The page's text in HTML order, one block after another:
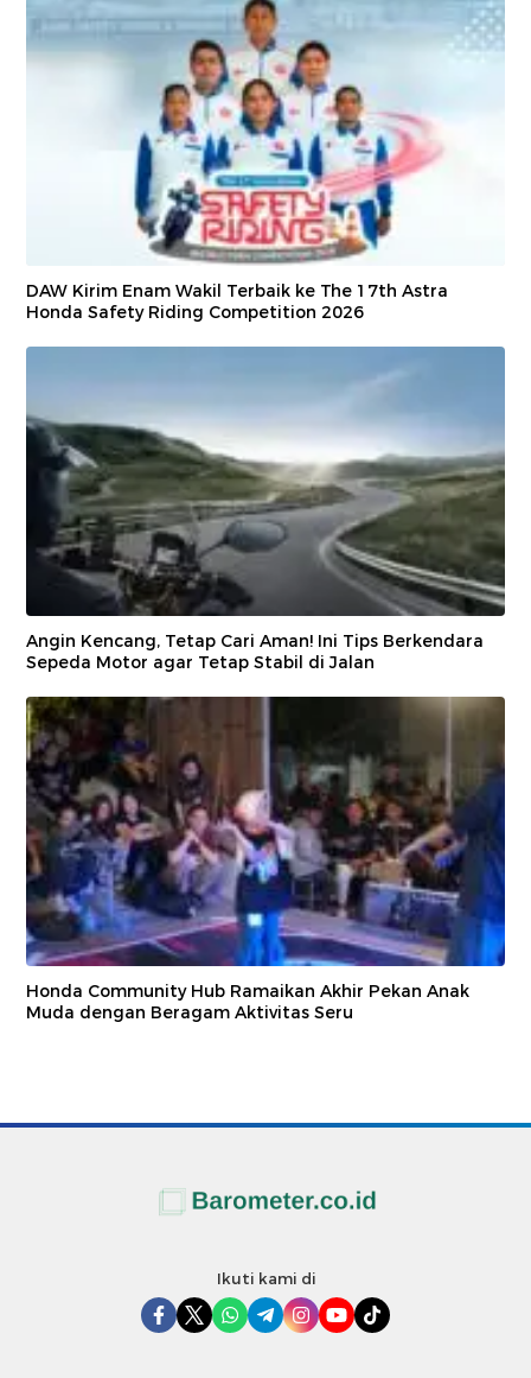
DAW Kirim Enam Wakil Terbaik ke The 17th Astra
Honda Safety Riding Competition 2026
Angin Kencang, Tetap Cari Aman! Ini Tips Berkendara
Sepeda Motor agar Tetap Stabil di Jalan
Honda Community Hub Ramaikan Akhir Pekan Anak
Muda dengan Beragam Aktivitas Seru
Ikuti kami di